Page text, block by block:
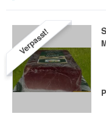
Verpasst!